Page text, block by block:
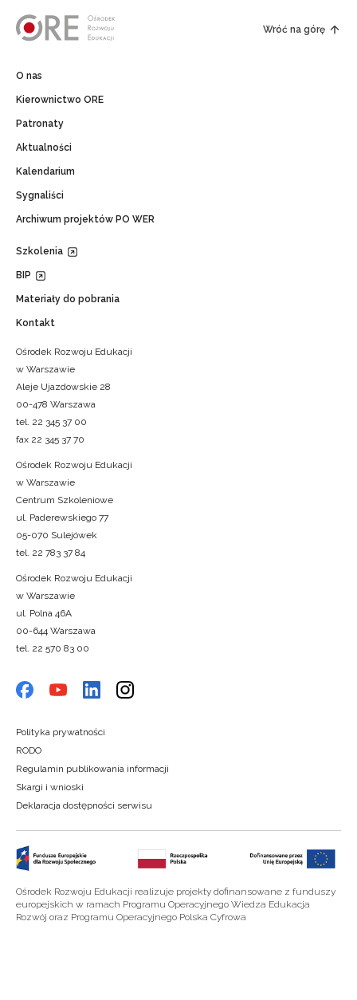
Wróć na górę
O nas
Kierownictwo ORE
Patronaty
Aktualności
Kalendarium
Sygnaliści
Archiwum projektów PO WER
Szkolenia
BIP
Materiały do pobrania
Kontakt
Ośrodek Rozwoju Edukacji
w Warszawie
Aleje Ujazdowskie 28
00-478 Warszawa
tel. 22 345 37 00
fax 22 345 37 70
Ośrodek Rozwoju Edukacji
w Warszawie
Centrum Szkoleniowe
ul. Paderewskiego 77
05-070 Sulejówek
tel. 22 783 37 84
Ośrodek Rozwoju Edukacji
w Warszawie
ul. Polna 46A
00-644 Warszawa
tel. 22 570 83 00
Polityka prywatności
RODO
Regulamin publikowania informacji
Skargi i wnioski
Deklaracja dostępności serwisu
Ośrodek Rozwoju Edukacji realizuje projekty dofinansowane z funduszy
europejskich w ramach Programu Operacyjnego Wiedza Edukacja
Rozwój oraz Programu Operacyjnego Polska Cyfrowa